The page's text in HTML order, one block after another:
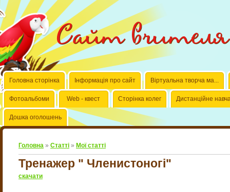
Сайт вчителя
Головна сторінка Інформація про сайт Віртуальна творча ма...
Фотоальбоми Web - квест Сторінка колег Дистанційне
Дошка оголошень
Головна » Статті » Мої статті
Тренажер " Членистоногі"
скачати